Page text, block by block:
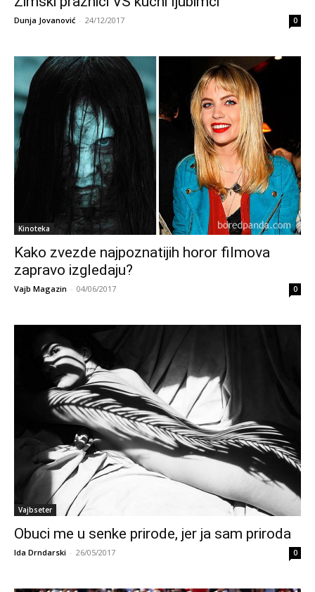
Dunja Jovanović - 24/12/2017 0
Kinoteka
Kako zvezde najpoznatijih horor filmova
zapravo izgledaju?
Vajb Magazin - 04/06/2017 0
Vajbseter
Obuci me u senke prirode, jer ja sam priroda
Ida Drndarski - 26/05/2017 0